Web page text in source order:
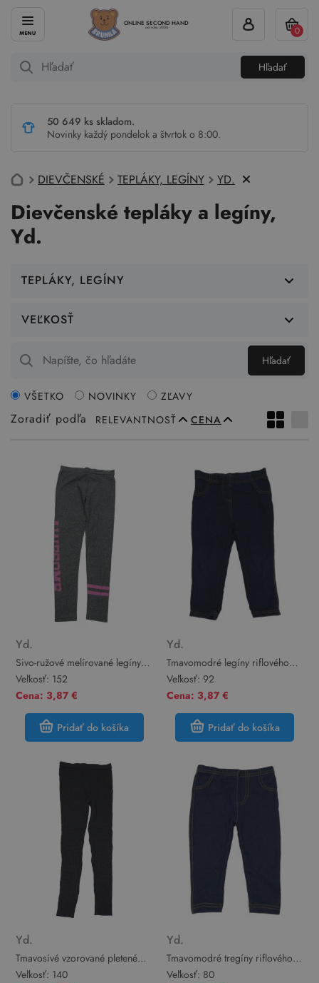
ONLINE SECOND HAND
od roku 2004
Hľadať
0
50 649 ks skladom.
Novinky každý pondelok a štvrtok o 8:00.
DIEVČENSKÉ TEPLÁKY, LEGÍNY YD.
Dievčenské tepláky a legíny,
Yd.
TEPLÁKY, LEGÍNY
VEĽKOSŤ
Hľadať
Zoradiť podľa RELEVANTNOSŤ CENA
VŠETKO NOVINKY ZĽAVY
Yd.
Sivo-ružové melírované legíny
Yd.
Veľkosť: 152
Cena: 3,87 €
Pridať do košíka
Yd.
Tmavomodré legíny riflového
vzhledu Yd.
Veľkosť: 92
Cena: 3,87 €
Pridať do košíka
Yd.
Tmavosivé vzorované pletené
legíny Yd.
Veľkosť: 140
Yd.
Tmavomodré tregíny riflového
vzhledu YD
Veľkosť: 80